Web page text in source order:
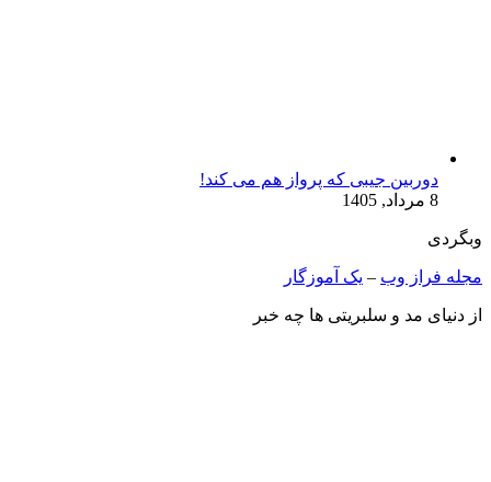
دوربین جیبی که پرواز هم می‌ کند!
8 مرداد, 1405
وبگردی
مجله فراز وب – یک آموزگار
از دنیای مد و سلبریتی ها چه خبر